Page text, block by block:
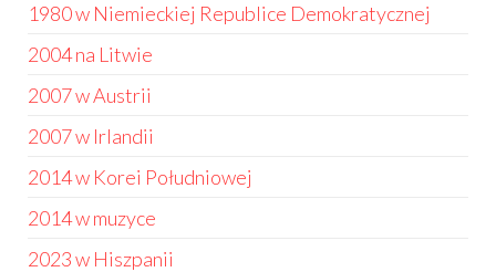
1980 w Niemieckiej Republice Demokratycznej
2004 na Litwie
2007 w Austrii
2007 w Irlandii
2014 w Korei Południowej
2014 w muzyce
2023 w Hiszpanii